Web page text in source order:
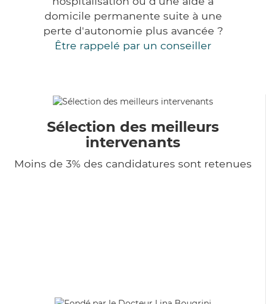
domicile permanente suite à une
perte d'autonomie plus avancée ?
Être rappelé par un conseiller
Sélection des meilleurs
intervenants
Moins de 3% des candidatures sont retenues